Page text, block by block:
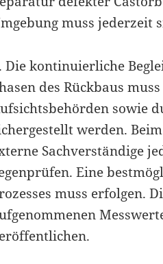
muss jederzeit
Die kontinuierliche
des Rückbaus
sowie
werden.
Sachverständige
Eine
muss erfolgen.